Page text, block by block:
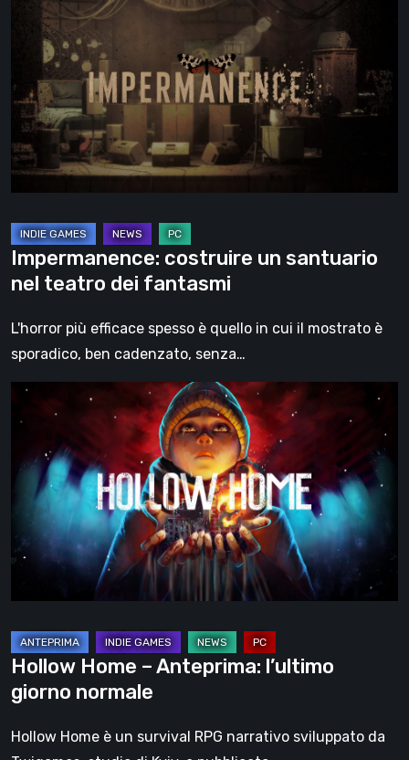
costruire
santuario
nel
teatro
dei
fantasmi
Impermanence: costruire un santuario
nel teatro dei fantasmi
L'horror più efficace spesso è quello in cui il mostrato è
sporadico, ben cadenzato, senza…
Hollow
Home
Anteprima:
l’ultimo
giorno
normale
Hollow Home – Anteprima: l’ultimo
giorno normale
Hollow Home è un survival RPG narrativo sviluppato da